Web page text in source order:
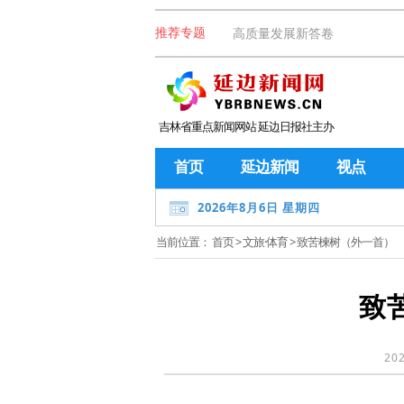
推荐专题 高质量发展新答卷
吉林省重点新闻网站 延边日报社主办
首页 延边新闻 视点
2026年8月6日 星期四
当前位置： 首页>文旅·体育> 致苦楝树（外一首）
致